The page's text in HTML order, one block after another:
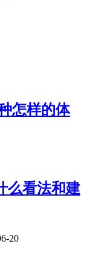
怎样的体
么看法和建
20